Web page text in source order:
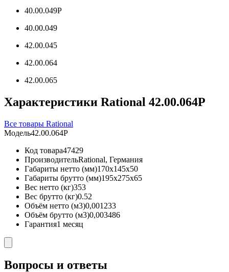
40.00.049Р
40.00.049
42.00.045
42.00.064
42.00.065
Характеристики Rational 42.00.064P
Все товары Rational
Модель42.00.064P
Код товара47429
ПроизводительRational, Германия
Габариты нетто (мм)170x145x50
Габариты брутто (мм)195x275x65
Вес нетто (кг)353
Вес брутто (кг)0.52
Объём нетто (м3)0,001233
Объём брутто (м3)0,003486
Гарантия1 месяц
Вопросы и ответы